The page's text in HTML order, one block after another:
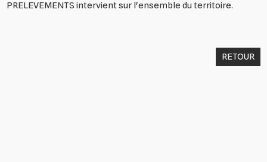
PRELEVEMENTS intervient sur l'ensemble du territoire.
RETOUR